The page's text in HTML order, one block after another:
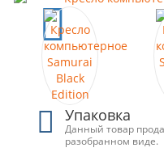
Упаковка
Данный товар
разобранном виде.